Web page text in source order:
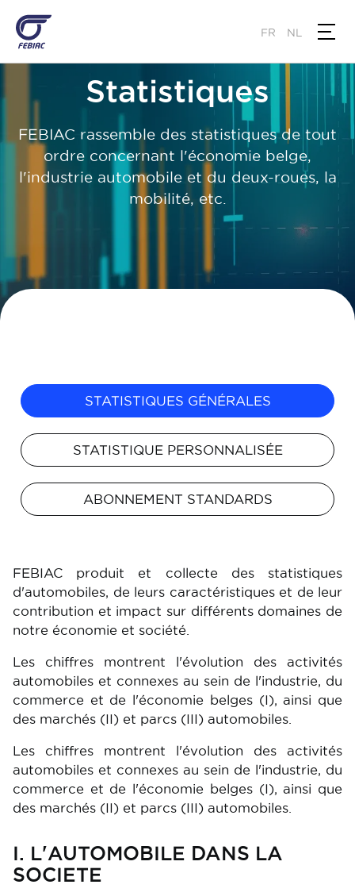
main
content
FR NL
Statistiques
FEBIAC rassemble des statistiques de tout
ordre concernant l'économie belge,
l'industrie automobile et du deux-roues, la
mobilité, etc.
STATISTIQUES GÉNÉRALES
STATISTIQUE PERSONNALISÉE
ABONNEMENT STANDARDS
FEBIAC produit et collecte des statistiques
d'automobiles, de leurs caractéristiques et de leur
contribution et impact sur différents domaines de
notre économie et société.
Les chiffres montrent l'évolution des activités
automobiles et connexes au sein de l'industrie, du
commerce et de l'économie belges (I), ainsi que
des marchés (II) et parcs (III) automobiles.
Les chiffres montrent l'évolution des activités
automobiles et connexes au sein de l'industrie, du
commerce et de l'économie belges (I), ainsi que
des marchés (II) et parcs (III) automobiles.
I. L'AUTOMOBILE DANS LA
SOCIETE